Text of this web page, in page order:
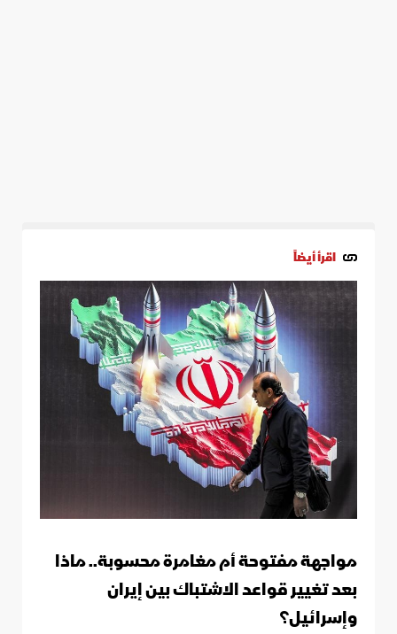
اقرأ أيضاً
مواجهة مفتوحة أم مغامرة محسوبة.. ماذا
بعد تغيير قواعد الاشتباك بين إيران
وإسرائيل؟